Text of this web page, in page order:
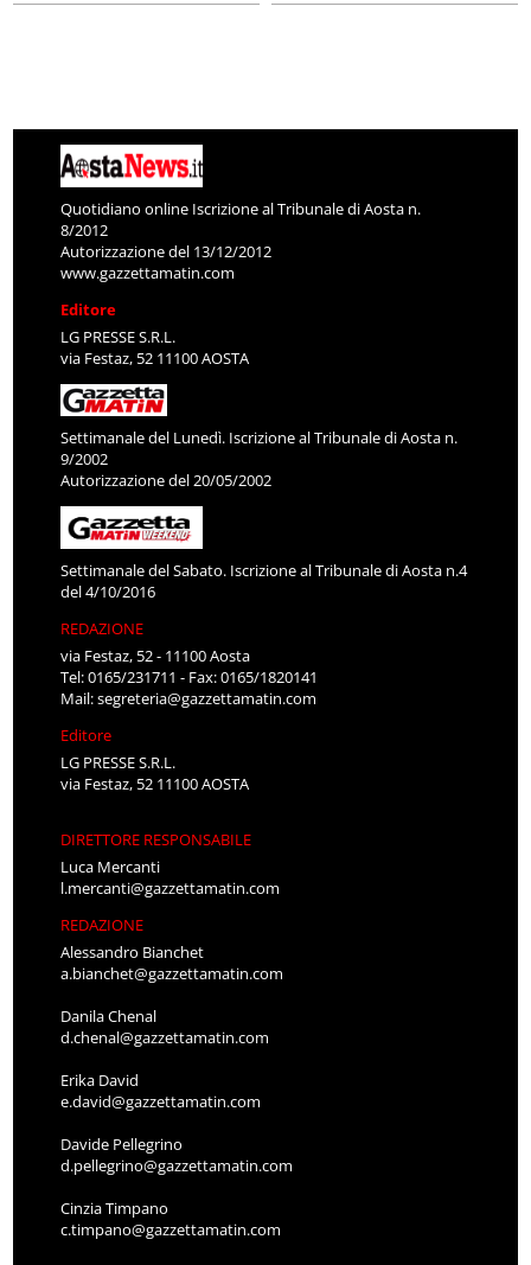
Quotidiano online Iscrizione al Tribunale di Aosta n.
8/2012
Autorizzazione del 13/12/2012
www.gazzettamatin.com
Editore
LG PRESSE S.R.L.
via Festaz, 52 11100 AOSTA
Settimanale del Lunedì. Iscrizione al Tribunale di Aosta n.
9/2002
Autorizzazione del 20/05/2002
Settimanale del Sabato. Iscrizione al Tribunale di Aosta n.4
del 4/10/2016
REDAZIONE
via Festaz, 52 - 11100 Aosta
Tel: 0165/231711 - Fax: 0165/1820141
Mail:segreteria@gazzettamatin.com
Editore
LG PRESSE S.R.L.
via Festaz, 52 11100 AOSTA
DIRETTORE RESPONSABILE
Luca Mercanti
l.mercanti@gazzettamatin.com
REDAZIONE
Alessandro Bianchet
a.bianchet@gazzettamatin.com
Danila Chenal
d.chenal@gazzettamatin.com
Erika David
e.david@gazzettamatin.com
Davide Pellegrino
d.pellegrino@gazzettamatin.com
Cinzia Timpano
c.timpano@gazzettamatin.com